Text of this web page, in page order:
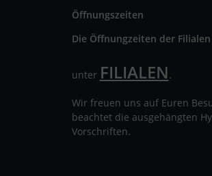
Öffnungszeiten
Die Öffnungzeiten der
unter FILIALEN.
Wir freuen uns auf Euren
beachtet die ausgehängten
Vorschriften.